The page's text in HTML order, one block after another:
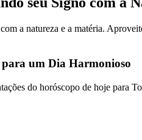
a natureza e a matéria.
para um Dia Harmonioso
do horóscopo de hoje para